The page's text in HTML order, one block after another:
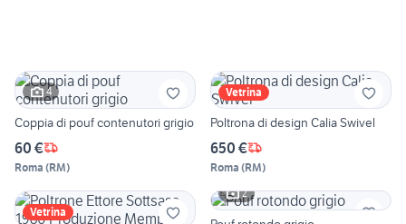
4
Coppia di pouf contenutori grigio
60 €
Roma (RM)
Vetrina
Poltrona di design Calia Swivel
650 €
Roma (RM)
Vetrina
2